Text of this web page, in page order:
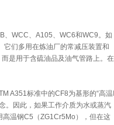
WCC、A105、WC6和WC9。如
们多用在炼油厂的常减压装置和
是用于含硫油品及油气管路上。在
A351标准中的CF8为基形的“高温Ⅰ
。因此，如果工作介质为水或蒸汽
温钢C5（ZG1Cr5Mo），但在这